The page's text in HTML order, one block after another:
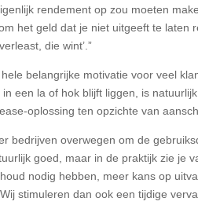
rendement op zou moeten
het geld dat je niet uitgeeft te
die wint’.”
belangrijke motivatie voor veel
een la of hok blijft liggen, is
oplossing ten opzichte van
bedrijven overwegen om de
goed, maar in de praktijk zie je
nodig hebben, meer kans op
stimuleren dan ook een tijdige